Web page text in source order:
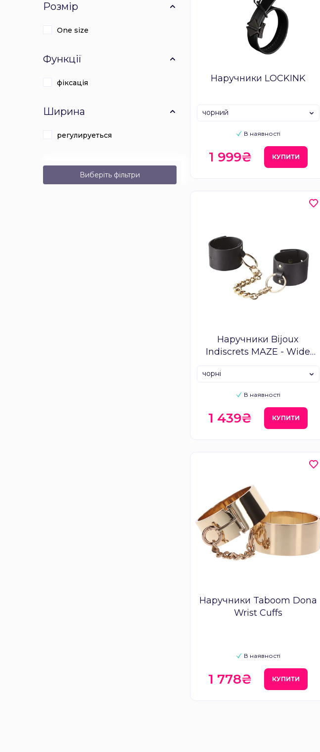
Розмір
One size
Функції
фіксація
Ширина
регулируеться
Виберіть фільтри
Наручники LOCKINK
В наявності
чорний
1 999₴ КУПИТИ
Наручники Bijoux
Indiscrets MAZE - Wide
В наявності
чорні
1 439₴ КУПИТИ
Наручники Taboom Dona
Wrist Cuffs
В наявності
1 778₴ КУПИТИ